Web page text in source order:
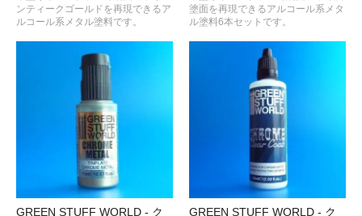
ンティークゴールドを再現できるア
ルコール系メタル塗料です。
塗面を再現できるアルコール系メタ
ル塗料6本セットです。
GREEN STUFF WORLD - ク
GREEN STUFF WORLD - ク